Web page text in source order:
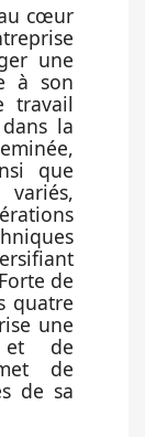
cœur
une
à son
travail
la
que
de
quatre
une
et de
de
de sa